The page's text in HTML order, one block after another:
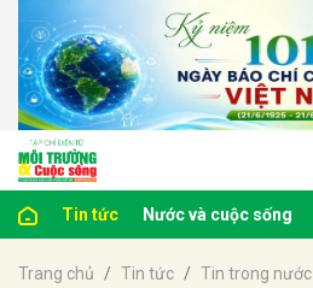
Tin tức Nước và cuộc sống
Trang chủ Tin tức Tin trong nước
luận